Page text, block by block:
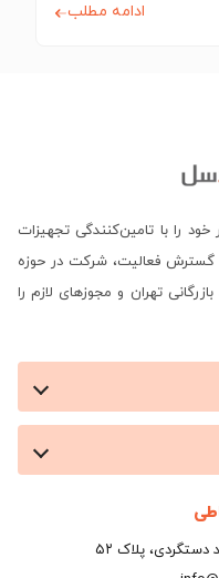
ادامه مطلب
پترو سازه ساحل، در سال ۱۳۸۹ کار خود را با تامین‌کنندگی تجهیزات
با گسترش فعالیت، شرکت در حوزه
تهران و مجوزهای لازم را
پلاک ۵۲